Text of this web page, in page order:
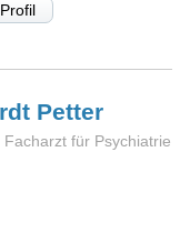
Petter
für Psychiatrie